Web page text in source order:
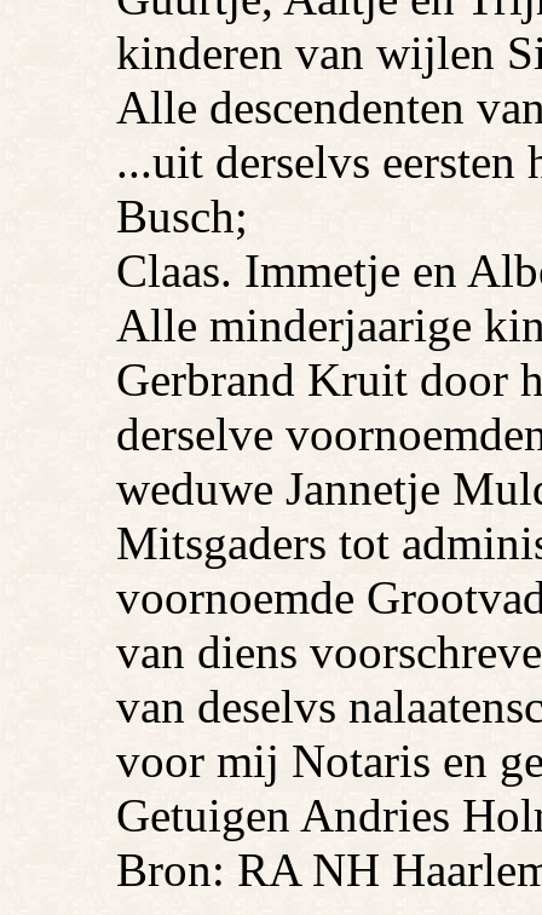
kinderen van wijlen
Alle descendenten
...uit derselvs
Busch;
Claas. Immetje en
Alle minderjaarige
Gerbrand Kruit door
derselve
weduwe Jannetje
Mitsgaders tot
voornoemde
van diens
van deselvs
voor mij Notaris en
Getuigen Andries
Bron: RA NH